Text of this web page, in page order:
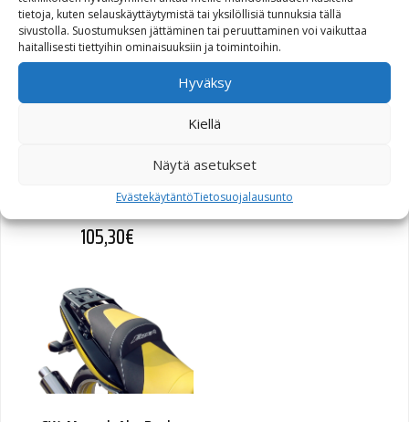
tietoja, kuten selauskäyttäytymistä tai yksilöllisiä tunnuksia tällä
sivustolla. Suostumuksen jättäminen tai peruuttaminen voi vaikuttaa
haitallisesti tiettyihin ominaisuuksiin ja toimintoihin.
Hyväksy
Kiellä
Näytä asetukset
EvästekäytäntöTietosuojalausunto
125,50€
peräteline Kawasaki
ZZR1200
105,30€